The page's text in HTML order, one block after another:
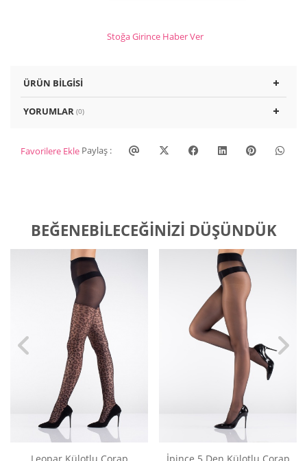
Stoğa Girince Haber Ver
ÜRÜN BILGISI
YORUMLAR (0)
Favorilere Ekle Paylaş :
BEĞENEBILECEĞINIZI DÜŞÜNDÜK
Leopar Külotlu Çorap İpince 5 Den Külotlu Çorap